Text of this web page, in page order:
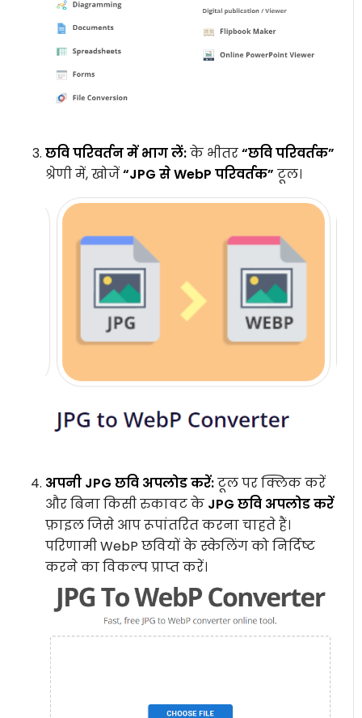
छवि परिवर्तन में भाग लें:के भीतर“छवि परिवर्तक”
श्रेणी में, खोजें“JPG से WebP परिवर्तक” टूल।
अपनी JPG छवि अपलोड करें:टूल पर क्लिक करें
और बिना किसी रुकावट के JPG छवि अपलोड करें
फ़ाइल जिसे आप रूपांतरित करना चाहते हैं।
परिणामी WebP छवियों के स्केलिंग को निर्दिष्ट
करने का विकल्प प्राप्त करें।